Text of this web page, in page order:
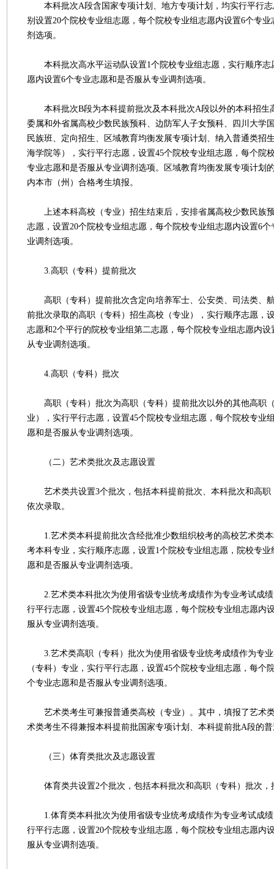
本科批次A段含国家专项计划、地方专项计划，均实行平行志
别设置20个院校专业组志愿，每个院校专业组志愿内设置6个专
剂选项。
本科批次高水平运动队设置1个院校专业组志愿，实行顺序志
愿内设置6个专业志愿和是否服从专业调剂选项。
本科批次B段为本科提前批次及本科批次A段以外的本科招生
委属和外省属高校少数民族预科、边防军人子女预科、四川大学
民族班、定向招生、区域教育均衡发展专项计划、纳入普通类招
海学院等），实行平行志愿，设置45个院校专业组志愿，每个院
专业志愿和是否服从专业调剂选项。区域教育均衡发展专项计划
内本市（州）合格考生填报。
上述本科高校（专业）招生结束后，安排省属高校少数民族
志愿，设置20个院校专业组志愿，每个院校专业组志愿内设置6
业调剂选项。
3.高职（专科）提前批次
高职（专科）提前批次含定向培养军士、公安类、司法类、
前批次录取的高职（专科）招生高校（专业），实行顺序志愿，
志愿和2个平行的院校专业组第二志愿，每个院校专业组志愿内
从专业调剂选项。
4.高职（专科）批次
高职（专科）批次为高职（专科）提前批次以外的其他高职
业），实行平行志愿，设置45个院校专业组志愿，每个院校专业
愿和是否服从专业调剂选项。
（二）艺术类批次及志愿设置
艺术类共设置3个批次，包括本科提前批次、本科批次和高职
依次录取。
1.艺术类本科提前批次含经批准少数组织校考的高校艺术类本
考本科专业，实行顺序志愿，设置1个院校专业组志愿，院校专
愿和是否服从专业调剂选项。
2.艺术类本科批次为使用省级专业统考成绩作为专业考试成绩
行平行志愿，设置45个院校专业组志愿，每个院校专业组志愿内
服从专业调剂选项。
3.艺术类高职（专科）批次为使用省级专业统考成绩作为专业
（专科）专业，实行平行志愿，设置45个院校专业组志愿，每个
个专业志愿和是否服从专业调剂选项。
艺术类考生可兼报普通类高校（专业）。其中，填报了艺术
术类考生不得兼报本科提前批国家专项计划、本科提前批A段的
（三）体育类批次及志愿设置
体育类共设置2个批次，包括本科批次和高职（专科）批次，
1.体育类本科批次为使用省级专业统考成绩作为专业考试成绩
行平行志愿，设置20个院校专业组志愿，每个院校专业组志愿内
服从专业调剂选项。